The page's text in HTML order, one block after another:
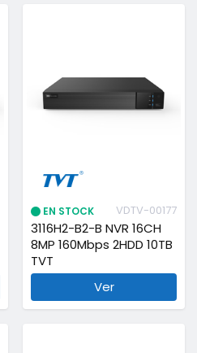
EN STOCK VDTV-00177
3116H2-B2-B NVR 16CH
8MP 160Mbps 2HDD 10TB
TVT
Ver